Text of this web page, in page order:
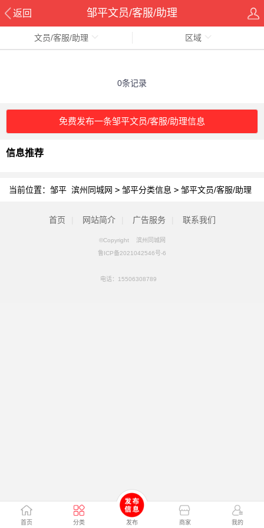
返回 邹平文员/客服/助理
首页 分类 发布 商家 我的
文员/客服/助理 区域
0条记录
免费发布一条邹平文员/客服/助理信息
信息推荐
当前位置： 邹平 滨州同城网 > 邹平分类信息 > 邹平文员/客服/助理
首页 网站简介 广告服务 联系我们
©Copyright 滨州同城网
鲁ICP备2021042546号-6
电话： 15506308789